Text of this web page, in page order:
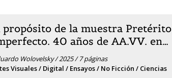
propósito de la muestra Pretérito
40 años de AA.VV. en…
Wolovelsky / 2025 / 7 páginas
Visuales / Digital / Ensayos / No Ficción / Ciencias